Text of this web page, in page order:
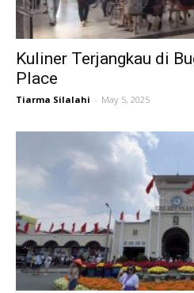
Kuliner Terjangkau di
Place
Tiarma Silalahi - May 5, 2025